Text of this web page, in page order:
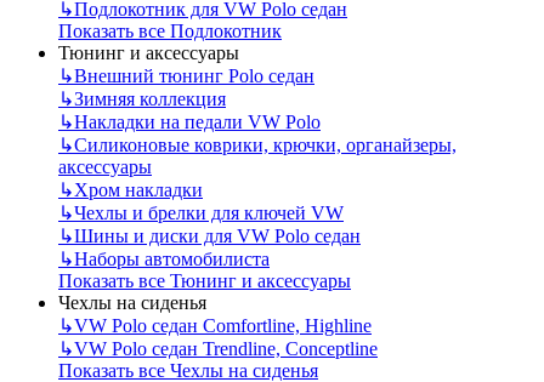
↳Подлокотник для VW Polo седан
Показать все Подлокотник
Тюнинг и аксессуары
↳Внешний тюнинг Polo седан
↳Зимняя коллекция
↳Накладки на педали VW Polo
↳Силиконовые коврики, крючки, органайзеры,
аксессуары
↳Хром накладки
↳Чехлы и брелки для ключей VW
↳Шины и диски для VW Polo седан
↳Наборы автомобилиста
Показать все Тюнинг и аксессуары
Чехлы на сиденья
↳VW Polo седан Comfortline, Highline
↳VW Polo седан Trendline, Conceptline
Показать все Чехлы на сиденья